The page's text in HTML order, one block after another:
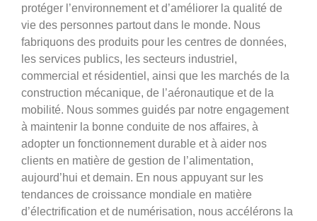
protéger l’environnement et d’améliorer la qualité de
vie des personnes partout dans le monde. Nous
fabriquons des produits pour les centres de données,
les services publics, les secteurs industriel,
commercial et résidentiel, ainsi que les marchés de la
construction mécanique, de l’aéronautique et de la
mobilité. Nous sommes guidés par notre engagement
à maintenir la bonne conduite de nos affaires, à
adopter un fonctionnement durable et à aider nos
clients en matière de gestion de l’alimentation,
aujourd’hui et demain. En nous appuyant sur les
tendances de croissance mondiale en matière
d’électrification et de numérisation, nous accélérons la